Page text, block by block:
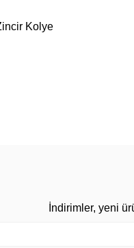
Kolye
İndirimler, yeni